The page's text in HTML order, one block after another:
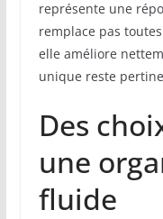
représente une
remplace pas
elle améliore
unique reste
Des
une
fluide